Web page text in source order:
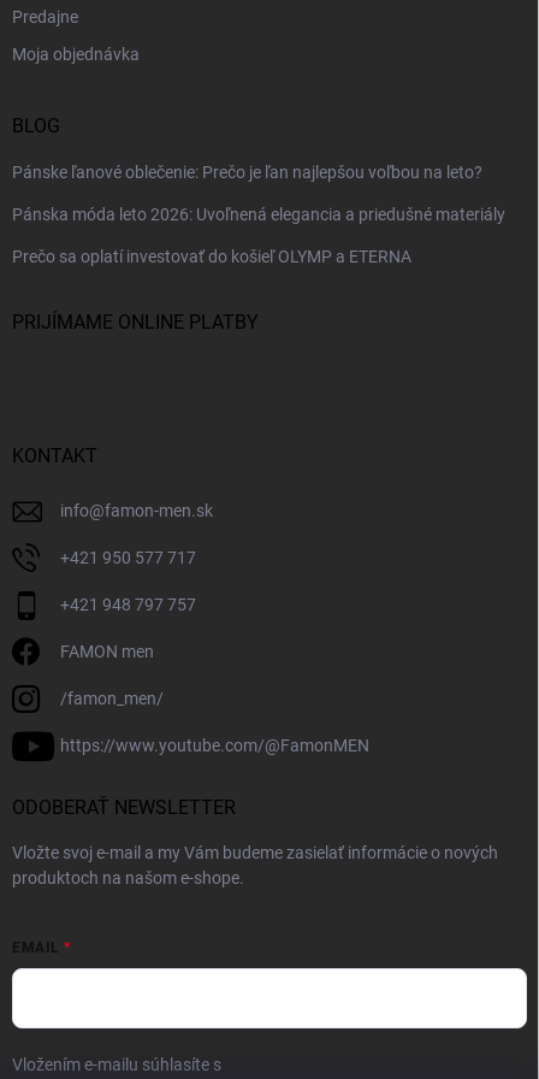
Predajne
Moja objednávka
BLOG
Pánske ľanové oblečenie: Prečo je ľan najlepšou voľbou na leto?
Pánska móda leto 2026: Uvoľnená elegancia a priedušné materiály
Prečo sa oplatí investovať do košieľ OLYMP a ETERNA
PRIJÍMAME ONLINE PLATBY
KONTAKT
info@famon-men.sk
+421 950 577 717
+421 948 797 757
FAMON men
/famon_men/
https://www.youtube.com/@FamonMEN
ODOBERAŤ NEWSLETTER
Vložte svoj e-mail a my Vám budeme zasielať informácie o nových
produktoch na našom e-shope.
EMAIL
Vložením e-mailu súhlasíte s